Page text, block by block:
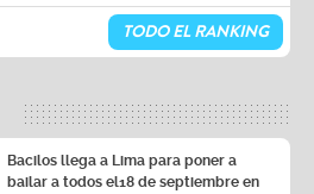
TODO EL RANKING
Bacilos llega a Lima para poner a
bailar a todos el18 de septiembre en